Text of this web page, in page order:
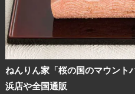
ねんりん家「桜の国のマウント
浜店や全国通販